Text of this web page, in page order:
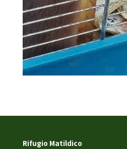
Rifugio Matildico